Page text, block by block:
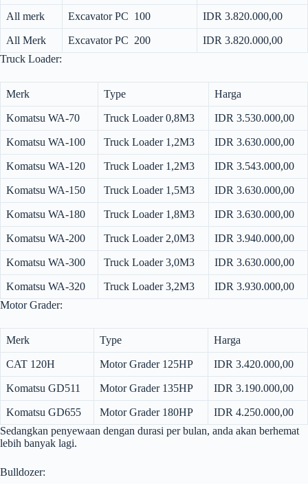
All merk Excavator PC 100 IDR 3.820.000,00
All Merk Excavator PC 200
IDR 3.820.000,00
Truck Loader:
Merk Type Harga
Komatsu WA-70 Truck Loader 0,8M3 IDR 3.530.000,00
Komatsu WA-100 Truck Loader 1,2M3 IDR 3.630.000,00
Komatsu WA-120 Truck Loader 1,2M3 IDR 3.543.000,00
Komatsu WA-150 Truck Loader 1,5M3 IDR 3.630.000,00
Komatsu WA-180 Truck Loader 1,8M3 IDR 3.630.000,00
Komatsu WA-200 Truck Loader 2,0M3 IDR 3.940.000,00
Komatsu WA-300 Truck Loader 3,0M3 IDR 3.630.000,00
Komatsu WA-320 Truck Loader 3,2M3
IDR 3.930.000,00
Motor Grader:
Merk Type Harga
CAT 120H Motor Grader 125HP IDR 3.420.000,00
Komatsu GD511 Motor Grader 135HP IDR 3.190.000,00
Komatsu GD655 Motor Grader 180HP
IDR 4.250.000,00
Sedangkan penyewaan dengan durasi per bulan, anda akan berhemat
lebih banyak lagi.
Bulldozer: